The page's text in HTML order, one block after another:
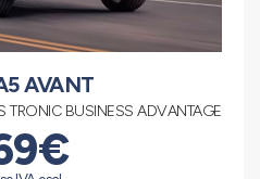
AVANT
TRONIC BUSINESS ADVANTAGE